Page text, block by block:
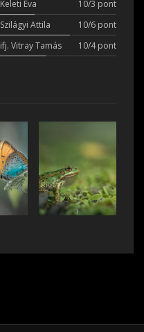
Keleti Éva
10/3 pont
Szilágyi Attila
10/6 pont
ifj. Vitray Tamás
10/4 pont